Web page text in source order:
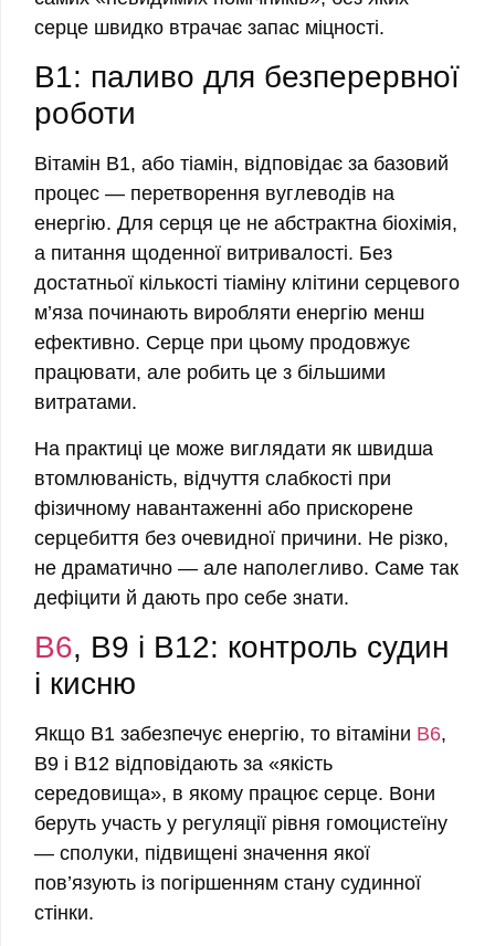
серце швидко втрачає запас міцності.
B1: паливо для безперервної
роботи
Вітамін B1, або тіамін, відповідає за базовий
процес — перетворення вуглеводів на
енергію. Для серця це не абстрактна біохімія,
а питання щоденної витривалості. Без
достатньої кількості тіаміну клітини серцевого
м’яза починають виробляти енергію менш
ефективно. Серце при цьому продовжує
працювати, але робить це з більшими
витратами.
На практиці це може виглядати як швидша
втомлюваність, відчуття слабкості при
фізичному навантаженні або прискорене
серцебиття без очевидної причини. Не різко,
не драматично — але наполегливо. Саме так
дефіцити й дають про себе знати.
B6, B9 і B12: контроль судин
і кисню
Якщо B1 забезпечує енергію, то вітаміни B6,
B9 і B12 відповідають за «якість
середовища», в якому працює серце. Вони
беруть участь у регуляції рівня гомоцистеїну
— сполуки, підвищені значення якої
пов’язують із погіршенням стану судинної
стінки.